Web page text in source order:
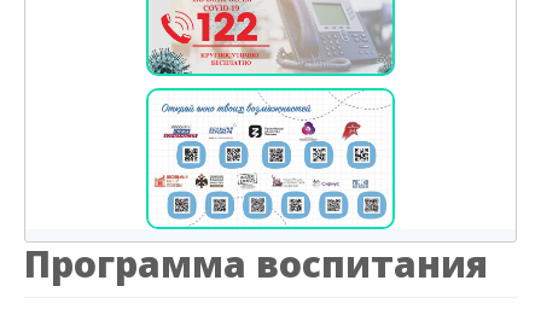
Программа воспитания